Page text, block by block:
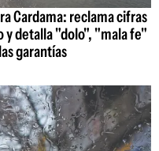
Cardama: reclama cifras
y detalla "dolo", "mala fe"
garantías